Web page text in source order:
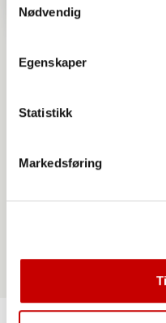
Nødvendig
Egenskaper
Statistikk
Markedsføring